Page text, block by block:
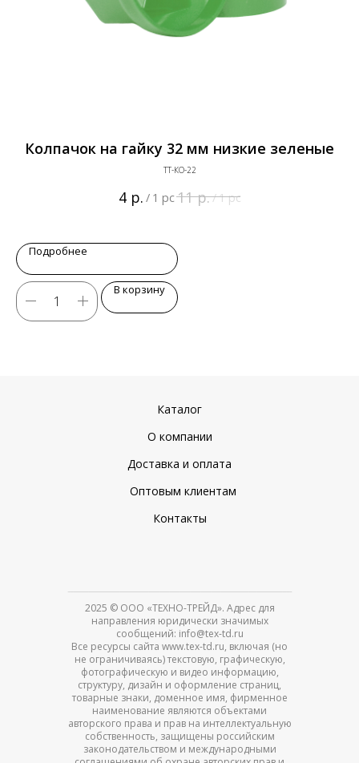
Колпачок на гайку 32 мм низкие зеленые
ТТ-КО-22
4 р. / 1 pc11 р./1 pc
Подробнее
В корзину
Каталог
О компании
Оптовым клиентам
Доставка и оплата
Контакты
2025 © ООО «ТЕХНО-ТРЕЙД». Адрес для
направления юридически значимых
сообщений: info@tex-td.ru
Все ресурсы сайта www.tex-td.ru, включая (но
не ограничиваясь) текстовую, графическую,
фотографическую и видео информацию,
структуру, дизайн и оформление страниц,
товарные знаки, доменное имя, фирменное
наименование являются объектами
авторского права и прав на интеллектуальную
собственность, защищены российским
законодательством и международными